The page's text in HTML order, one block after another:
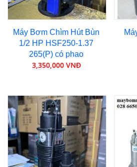
Máy Bơm Chìm Hút Bùn
1/2 HP HSF250-1.37
265(P) có phao
3,350,000 VNĐ